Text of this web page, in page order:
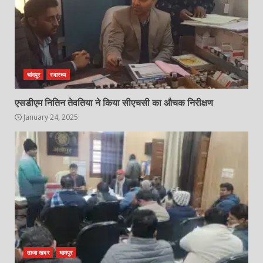
चांदपुर स्वास्थ्य
एसडीएम नितिन तेवतिया ने किया सीएचसी का औचक निरीक्षण
January 24, 2025
ताजा खबर धामपुर